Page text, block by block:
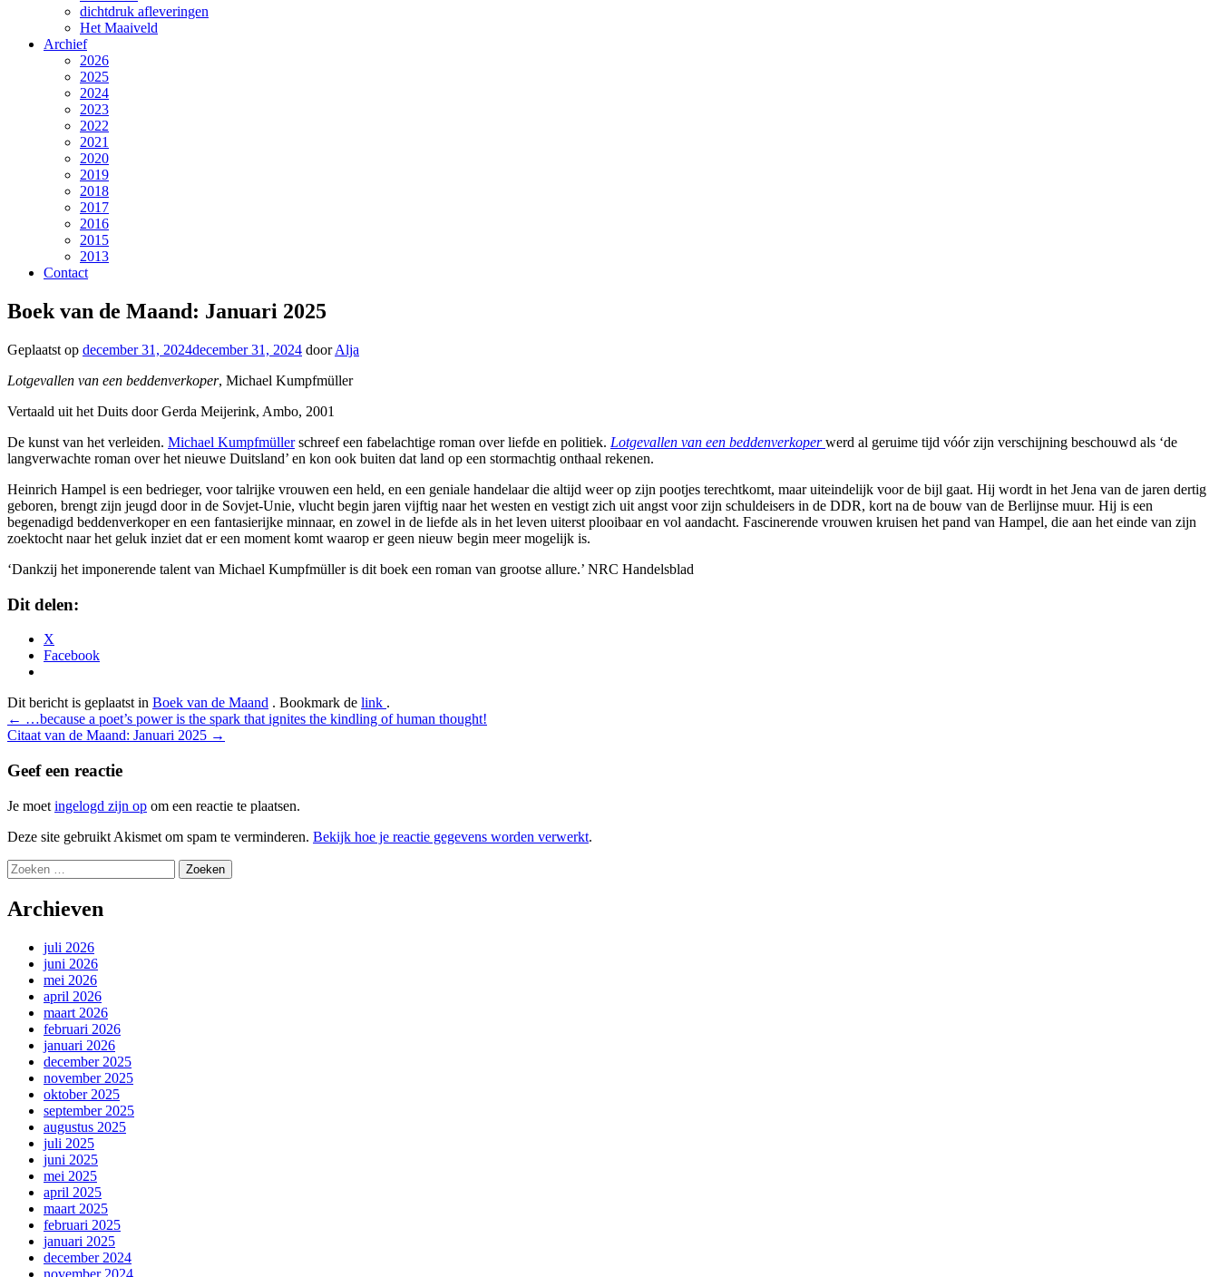
dichtdruk afleveringen
Het Maaiveld
Archief
2026
2025
2024
2023
2022
2021
2020
2019
2018
2017
2016
2015
2013
Contact
Boek van de Maand: Januari 2025
Geplaatst op december 31, 2024december 31, 2024 doorAlja
Lotgevallen van een beddenverkoper, Michael Kumpfmüller
Vertaald uit het Duits door Gerda Meijerink, Ambo, 2001
De kunst van het verleiden. Michael Kumpfmüllerschreef een fabelachtige roman over liefde en politiek. Lotgevallen van een beddenverkoper werd al geruime tijd vóór zijn verschijning beschouwd als ‘de
langverwachte roman over het nieuwe Duitsland’ en kon ook buiten dat land op een stormachtig onthaal rekenen.
Heinrich Hampel is een bedrieger, voor talrijke vrouwen een held, en een geniale handelaar die altijd weer op zijn pootjes terechtkomt, maar uiteindelijk voor de bijl gaat. Hij wordt in het Jena van de jaren dertig
geboren, brengt zijn jeugd door in de Sovjet-Unie, vlucht begin jaren vijftig naar het westen en vestigt zich uit angst voor zijn schuldeisers in de DDR, kort na de bouw van de Berlijnse muur. Hij is een
begenadigd beddenverkoper en een fantasierijke minnaar, en zowel in de liefde als in het leven uiterst plooibaar en vol aandacht. Fascinerende vrouwen kruisen het pand van Hampel, die aan het einde van zijn
zoektocht naar het geluk inziet dat er een moment komt waarop er geen nieuw begin meer mogelijk is.
‘Dankzij het imponerende talent van Michael Kumpfmüller is dit boek een roman van grootse allure.’ NRC Handelsblad
Dit delen:
X
Facebook
Dit bericht is geplaatst in Boek van de Maand . Bookmark de link .
Bericht
navigatie
← …because a poet’s power is the spark that ignites the kindling of human thought!
Citaat van de Maand: Januari 2025 →
Geef een reactie
Je moet ingelogd zijn op om een reactie te plaatsen.
Deze site gebruikt Akismet om spam te verminderen. Bekijk hoe je reactie gegevens worden verwerkt.
Zoeken
naar:
Archieven
juli 2026
juni 2026
mei 2026
april 2026
maart 2026
februari 2026
januari 2026
december 2025
november 2025
oktober 2025
september 2025
augustus 2025
juli 2025
juni 2025
mei 2025
april 2025
maart 2025
februari 2025
januari 2025
december 2024
november 2024